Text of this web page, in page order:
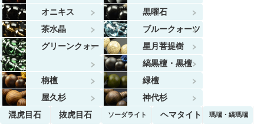
オニキス
黒曜石
茶水晶
ブルークォーツ
グリーンクォー
ツ
星月菩提樹
縞黒檀・黒檀
栴檀
緑檀
屋久杉
神代杉
混虎目石
抜虎目石 ソーダライト ヘマタイト 瑪瑙・縞瑪瑙